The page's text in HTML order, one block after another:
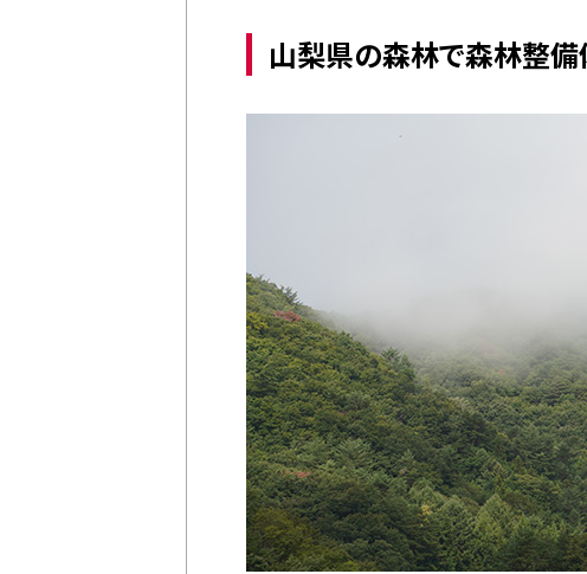
山梨県の森林で森林整